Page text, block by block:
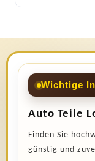
Wichtige
Auto Teile
Finden Sie
günstig und